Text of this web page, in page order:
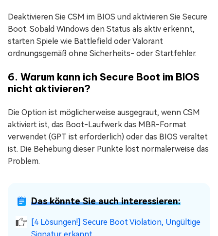
Deaktivieren Sie CSM im BIOS und aktivieren Sie Secure
Boot. Sobald Windows den Status als aktiv erkennt,
starten Spiele wie Battlefield oder Valorant
ordnungsgemäß ohne Sicherheits- oder Startfehler.
6. Warum kann ich Secure Boot im BIOS
nicht aktivieren?
Die Option ist möglicherweise ausgegraut, wenn CSM
aktiviert ist, das Boot-Laufwerk das MBR-Format
verwendet (GPT ist erforderlich) oder das BIOS veraltet
ist. Die Behebung dieser Punkte löst normalerweise das
Problem.
Das könnte Sie auch interessieren:
[4 Lösungen!] Secure Boot Violation, Ungültige